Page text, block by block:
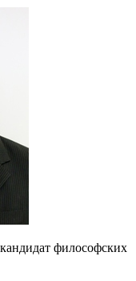
философских